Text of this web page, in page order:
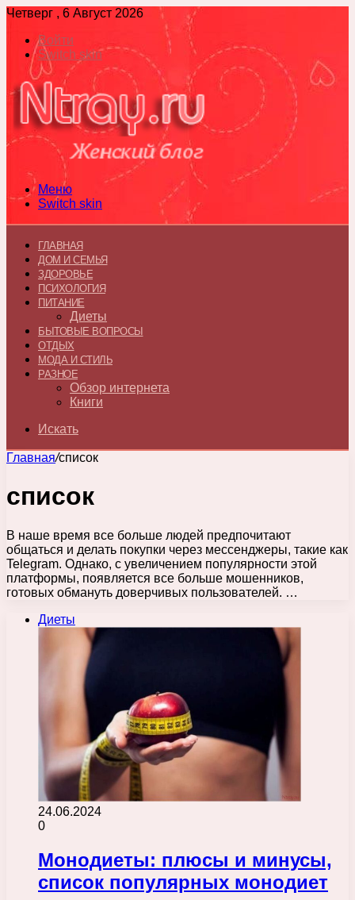
Четверг , 6 Август 2026
Войти
Switch skin
Меню
Switch skin
ГЛАВНАЯ
ДОМ И СЕМЬЯ
ЗДОРОВЬЕ
ПСИХОЛОГИЯ
ПИТАНИЕ
Диеты
БЫТОВЫЕ ВОПРОСЫ
ОТДЫХ
МОДА И СТИЛЬ
РАЗНОЕ
Обзор интернета
Книги
Искать
Главная/список
список
В наше время все больше людей предпочитают
общаться и делать покупки через мессенджеры, такие как
Telegram. Однако, с увеличением популярности этой
платформы, появляется все больше мошенников,
готовых обмануть доверчивых пользователей. …
Диеты
24.06.2024
0
Монодиеты: плюсы и минусы,
список популярных монодиет